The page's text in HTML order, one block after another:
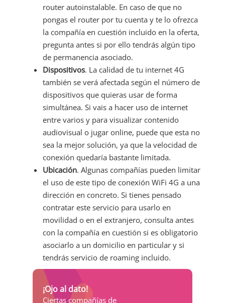
router autoinstalable. En caso de que no
pongas el router por tu cuenta y te lo ofrezca
la compañía en cuestión incluido en la oferta,
pregunta antes si por ello tendrás algún tipo
de permanencia asociado.
Dispositivos. La calidad de tu internet 4G
también se verá afectada según el número de
dispositivos que quieras usar de forma
simultánea. Si vais a hacer uso de internet
entre varios y para visualizar contenido
audiovisual o jugar online, puede que esta no
sea la mejor solución, ya que la velocidad de
conexión quedaría bastante limitada.
Ubicación. Algunas compañías pueden limitar
el uso de este tipo de conexión WiFi 4G a una
dirección en concreto. Si tienes pensado
contratar este servicio para usarlo en
movilidad o en el extranjero, consulta antes
con la compañía en cuestión si es obligatorio
asociarlo a un domicilio en particular y si
tendrás servicio de roaming incluido.
¡Ojo al dato!
Ciertas compañías de